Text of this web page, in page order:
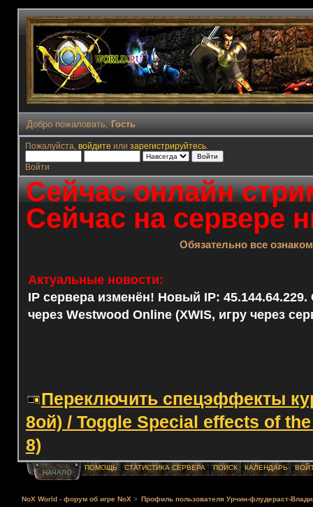
Добро пожаловать, Гость
Пожалуйста, войдите или зарегистрируйтесь.
Войти
Сейчас онлайн
Сейчас на сервере
Обязательно все
Актуальные новости:
IP сервера изменён! Новый IP: 45.144.64.229.
через Westwood Online (XWIS, игру через
Переключить спецэффекты
8ой) / Toggle Special effects of
8)
НАЧАЛО
ПОМОЩЬ СТАТИСТИКА СЕРВЕРА ПОИСК КАЛЕНДАРЬ
NoX World - форум об игре NoX > Профиль пользователя Урчин-флудераст-